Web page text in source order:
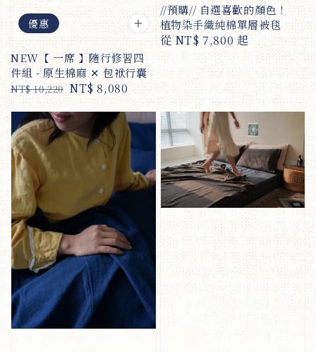
優惠
NEW【 一席 】隨行修習四
件組 - 原生棉麻 ✕ 包袱行囊
Regular
price
NT$ 10,220 Sale
price
NT$ 8,080
//預購// 自選喜歡的顏色！
植物染手織純棉單層被毯
Regular
price
從 NT$ 7,800 起